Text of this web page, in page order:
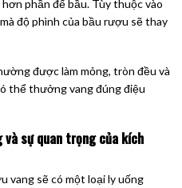
phần đế bầu. Tùy thuộc vào
độ phình của bầu rượu sẽ thay
được làm mỏng, tròn đều và
thể thưởng vang đúng điệu
và sự quan trọng của kích
vang sẽ có một loại ly uống